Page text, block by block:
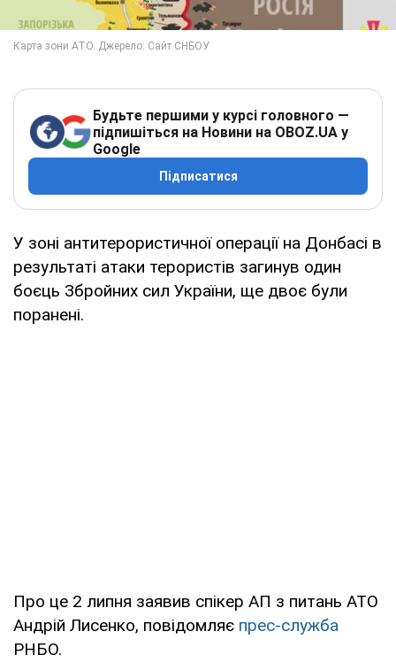
Будьте першими у курсі головного —
підпишіться на Новини на OBOZ.UA у
Google
Підписатися
У зоні антитерористичної операції на Донбасі в
результаті атаки терористів загинув один
боєць Збройних сил України, ще двоє були
поранені.
Про це 2 липня заявив спікер АП з питань АТО
Андрій Лисенко, повідомляє прес-служба
РНБО.